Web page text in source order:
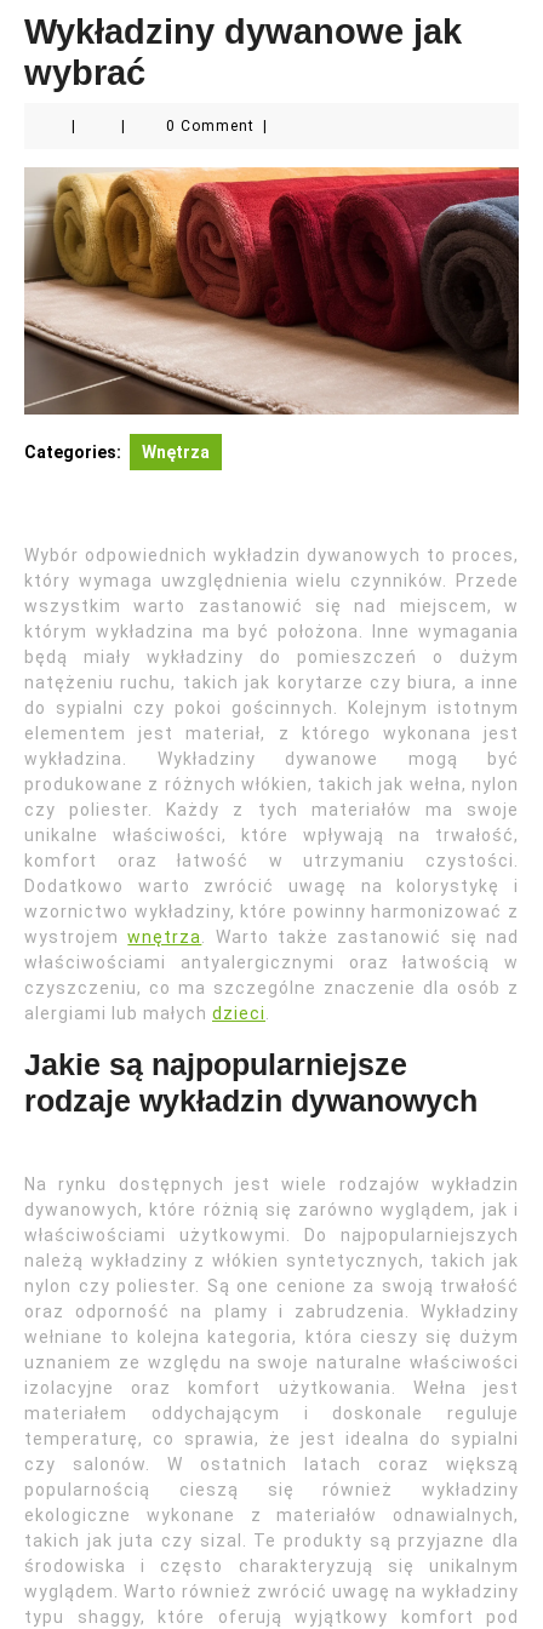
Wykładziny dywanowe jak
wybrać
0 Comment
Categories: Wnętrza
Wybór odpowiednich wykładzin dywanowych to proces,
który wymaga uwzględnienia wielu czynników. Przede
wszystkim warto zastanowić się nad miejscem, w
którym wykładzina ma być położona. Inne wymagania
będą miały wykładziny do pomieszczeń o dużym
natężeniu ruchu, takich jak korytarze czy biura, a inne
do sypialni czy pokoi gościnnych. Kolejnym istotnym
elementem jest materiał, z którego wykonana jest
wykładzina. Wykładziny dywanowe mogą być
produkowane z różnych włókien, takich jak wełna, nylon
czy poliester. Każdy z tych materiałów ma swoje
unikalne właściwości, które wpływają na trwałość,
komfort oraz łatwość w utrzymaniu czystości.
Dodatkowo warto zwrócić uwagę na kolorystykę i
wzornictwo wykładziny, które powinny harmonizować z
wystrojemwnętrza
. Warto także zastanowić się nad
właściwościami antyalergicznymi oraz łatwością w
czyszczeniu, co ma szczególne znaczenie dla osób z
alergiami lub małych dzieci
Jakie są najpopularniejsze
rodzaje wykładzin dywanowych
Na rynku dostępnych jest wiele rodzajów wykładzin
dywanowych, które różnią się zarówno wyglądem, jak i
właściwościami użytkowymi. Do najpopularniejszych
należą wykładziny z włókien syntetycznych, takich jak
nylon czy poliester. Są one cenione za swoją trwałość
oraz odporność na plamy i zabrudzenia. Wykładziny
wełniane to kolejna kategoria, która cieszy się dużym
uznaniem ze względu na swoje naturalne właściwości
izolacyjne oraz komfort użytkowania. Wełna jest
materiałem oddychającym i doskonale reguluje
temperaturę, co sprawia, że jest idealna do sypialni
czy salonów. W ostatnich latach coraz większą
popularnością cieszą się również wykładziny
ekologiczne wykonane z materiałów odnawialnych,
takich jak juta czy sizal. Te produkty są przyjazne dla
środowiska i często charakteryzują się unikalnym
wyglądem. Warto również zwrócić uwagę na wykładziny
typu shaggy, które oferują wyjątkowy komfort pod